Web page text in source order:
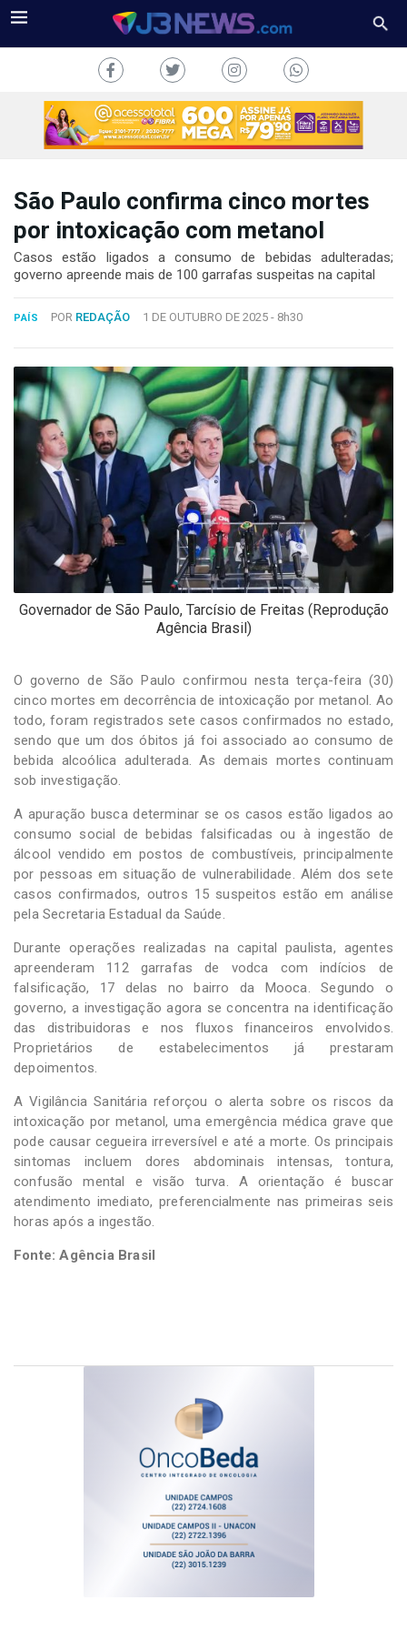
TV
CONOSCO
Copyright
2024
Desenvolvido
Hesea
Tecnologia
Sistemas
São Paulo confirma cinco mortes
por intoxicação com metanol
Casos estão ligados a consumo de bebidas adulteradas;
governo apreende mais de 100 garrafas suspeitas na capital
PAÍS POR REDAÇÃO 1 DE OUTUBRO DE 2025 - 8h30
Governador de São Paulo, Tarcísio de Freitas (Reprodução
Agência Brasil)
O governo de São Paulo confirmou nesta terça-feira (30)
cinco mortes em decorrência de intoxicação por metanol. Ao
todo, foram registrados sete casos confirmados no estado,
sendo que um dos óbitos já foi associado ao consumo de
bebida alcoólica adulterada. As demais mortes continuam
sob investigação.
A apuração busca determinar se os casos estão ligados ao
consumo social de bebidas falsificadas ou à ingestão de
álcool vendido em postos de combustíveis, principalmente
por pessoas em situação de vulnerabilidade. Além dos sete
casos confirmados, outros 15 suspeitos estão em análise
pela Secretaria Estadual da Saúde.
Durante operações realizadas na capital paulista, agentes
apreenderam 112 garrafas de vodca com indícios de
falsificação, 17 delas no bairro da Mooca. Segundo o
governo, a investigação agora se concentra na identificação
das distribuidoras e nos fluxos financeiros envolvidos.
Proprietários de estabelecimentos já prestaram
depoimentos.
A Vigilância Sanitária reforçou o alerta sobre os riscos da
intoxicação por metanol, uma emergência médica grave que
pode causar cegueira irreversível e até a morte. Os principais
sintomas incluem dores abdominais intensas, tontura,
confusão mental e visão turva. A orientação é buscar
atendimento imediato, preferencialmente nas primeiras seis
horas após a ingestão.
Fonte: Agência Brasil